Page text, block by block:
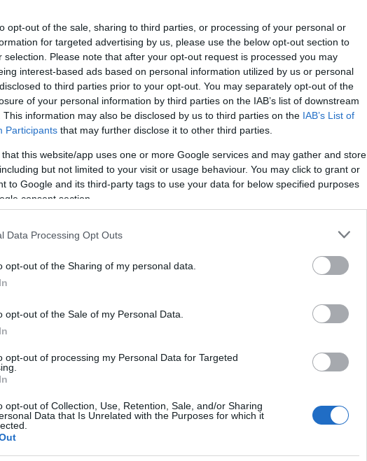
opt-out of the sale, sharing to third parties, or processing of your personal or
for targeted advertising by us, please use the below opt-out section to
selection. Please note that after your opt-out request is processed you may
interest-based ads based on personal information utilized by us or personal
to third parties prior to your opt-out. You may separately opt-out of the
of your personal information by third parties on the IAB’s list of downstream
This information may also be disclosed by us to third parties on the IAB’s List of
Participants that may further disclose it to other third parties.
that this website/app uses one or more Google services and may gather and store
but not limited to your visit or usage behaviour. You may click to grant or
to Google and its third-party tags to use your data for below specified purposes
consent section.
Data Processing Opt Outs
opt-out of the Sharing of my personal data.
opt-out of the Sale of my Personal Data.
opt-out of processing my Personal Data for Targeted
opt-out of Collection, Use, Retention, Sale, and/or Sharing
Data that Is Unrelated with the Purposes for which it
Ο. Ε. στις 4-6-2026.
Σ. του κλάδου και συζήτηση επί των
Δημοτικού Σχολείου και Νηπιαγωγείου, καθώς
της Π. Ε. (εργασιακά, αδιοριστία – μόνιμοι
ασφαλιστικά, συνταξιοδοτικά, αξιολόγηση,
και Ε.Ε. καθώς και αντιπροσώπων του Συλλόγου
Δ. Ο. Ε.